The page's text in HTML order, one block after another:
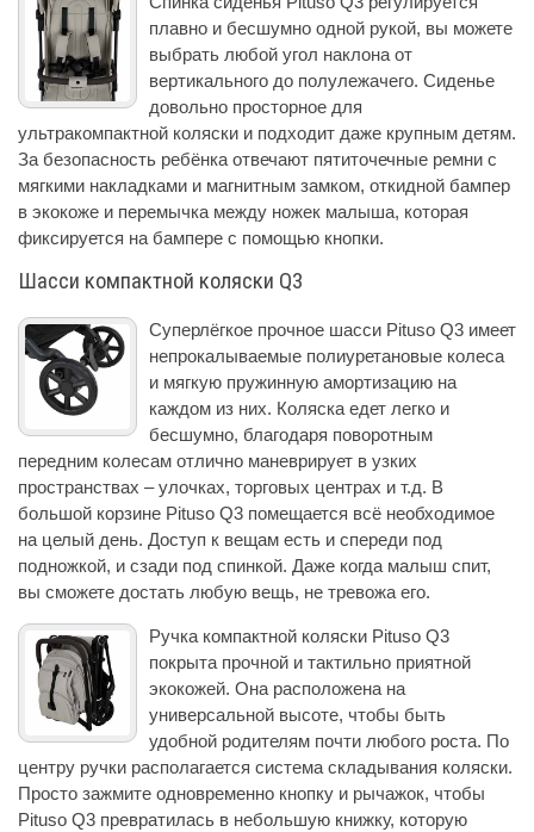
плавно и бесшумно одной рукой, вы можете
выбрать любой угол наклона от
вертикального до полулежачего. Сиденье
довольно просторное для
ультракомпактной коляски и подходит даже крупным детям.
За безопасность ребёнка отвечают пятиточечные ремни с
мягкими накладками и магнитным замком, откидной бампер
в экокоже и перемычка между ножек малыша, которая
фиксируется на бампере с помощью кнопки.
Шасси компактной коляски Q3
Суперлёгкое прочное шасси Pituso Q3 имеет
непрокалываемые полиуретановые колеса
и мягкую пружинную амортизацию на
каждом из них. Коляска едет легко и
бесшумно, благодаря поворотным
передним колесам отлично маневрирует в узких
пространствах – улочках, торговых центрах и т.д. В
большой корзине Pituso Q3 помещается всё необходимое
на целый день. Доступ к вещам есть и спереди под
подножкой, и сзади под спинкой. Даже когда малыш спит,
вы сможете достать любую вещь, не тревожа его.
Ручка компактной коляски Pituso Q3
покрыта прочной и тактильно приятной
экокожей. Она расположена на
универсальной высоте, чтобы быть
удобной родителям почти любого роста. По
центру ручки располагается система складывания коляски.
Просто зажмите одновременно кнопку и рычажок, чтобы
Pituso Q3 превратилась в небольшую книжку, которую